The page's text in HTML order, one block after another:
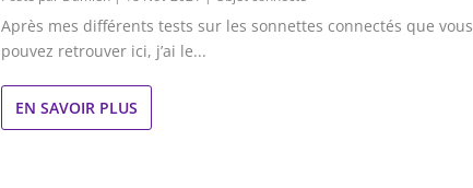
Après mes différents tests sur les sonnettes connectés que vous
pouvez retrouver ici, j’ai le...
EN SAVOIR PLUS